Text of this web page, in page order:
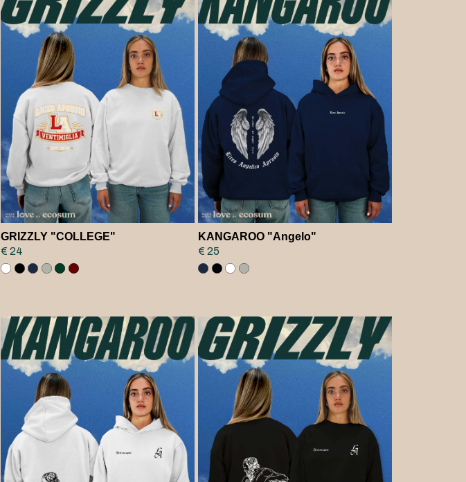
GRIZZLY "COLLEGE"
€ 24
KANGAROO "Angelo"
€ 25